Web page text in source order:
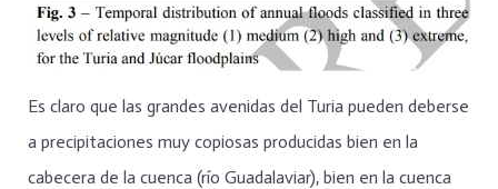
Es claro que las grandes avenidas del Turia pueden deberse
a precipitaciones muy copiosas producidas bien en la
cabecera de la cuenca (río Guadalaviar), bien en la cuenca